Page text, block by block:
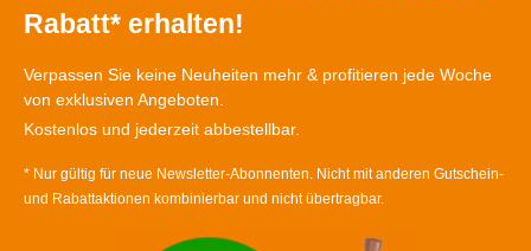
Rabatt* erhalten!
Verpassen Sie keine Neuheiten mehr & profitieren jede Woche
von exklusiven Angeboten.
Kostenlos und jederzeit abbestellbar.
* Nur gültig für neue Newsletter-Abonnenten. Nicht mit anderen Gutschein-
und Rabattaktionen kombinierbar und nicht übertragbar.